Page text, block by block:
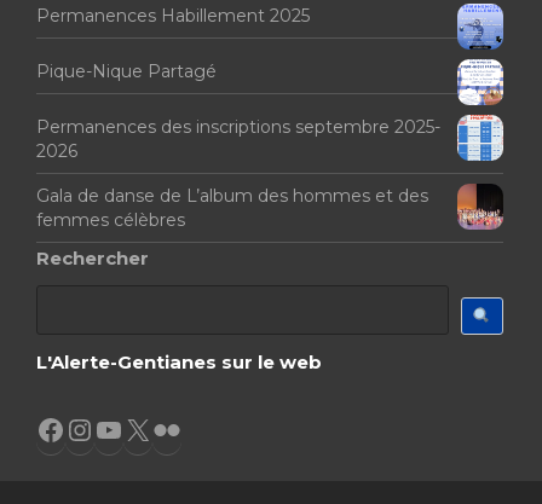
Permanences Habillement 2025
Pique-Nique Partagé
Permanences des inscriptions septembre 2025-
2026
Gala de danse de L’album des hommes et des
femmes célèbres
Rechercher
L'Alerte-Gentianes sur le web
Facebook
Instagram
YouTube
X Flickr